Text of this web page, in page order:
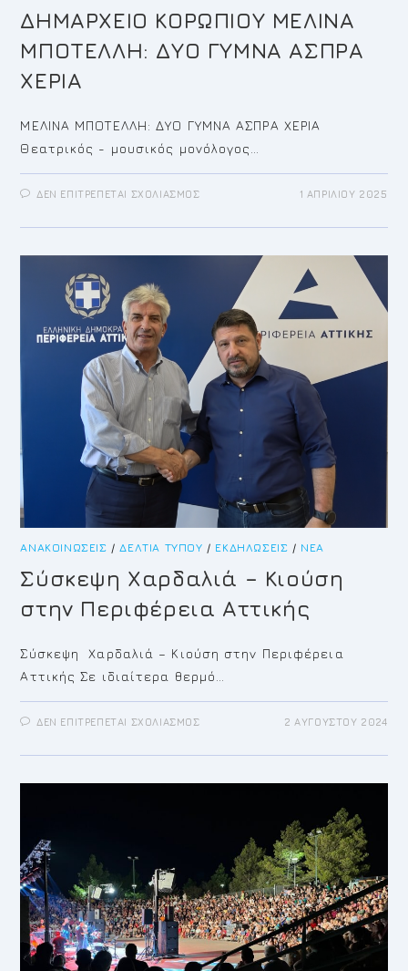
ΔΗΜΑΡΧΕΙΟ ΚΟΡΩΠΙΟΥ ΜΕΛΙΝΑ
ΜΠΟΤΕΛΛΗ: ΔΥΟ ΓΥΜΝΑ ΑΣΠΡΑ
ΧΕΡΙΑ
ΜΕΛΙΝΑ ΜΠΟΤΕΛΛΗ: ΔΥΟ ΓΥΜΝΑ ΑΣΠΡΑ ΧΕΡΙΑ
Θεατρικός - μουσικός μονόλογος…
ΔΕΝ ΕΠΙΤΡΈΠΕΤΑΙ ΣΧΟΛΙΑΣΜΌΣΣΤΟ
ΑΠΡΙΛΙΟΥ
ΔΗΜΑΡΧΕΙΟ
ΚΟΡΩΠΙΟΥ
ΜΠΟΤΕΛΛΗ:
ΓΥΜΝΑ
ΑΣΠΡΑ
ΧΕΡΙΑ
1 ΑΠΡΙΛΊΟΥ 2025
ΑΝΑΚΟΙΝΏΣΕΙΣ /ΔΕΛΤΊΑ ΤΎΠΟΥ / ΕΚΔΗΛΏΣΕΙΣ / ΝΈΑ
Σύσκεψη Χαρδαλιά – Κιούση
στην Περιφέρεια Αττικής
Σύσκεψη Χαρδαλιά – Κιούση στην Περιφέρεια
Αττικής Σε ιδιαίτερα θερμό…
ΔΕΝ ΕΠΙΤΡΈΠΕΤΑΙ ΣΧΟΛΙΑΣΜΌΣΣΤΟ
–
ΣΤΗΝ
2 ΑΥΓΟΎΣΤΟΥ 2024